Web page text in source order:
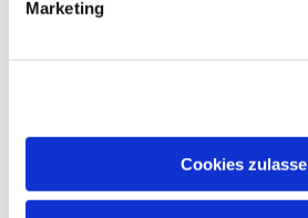
Marketing
Cookies